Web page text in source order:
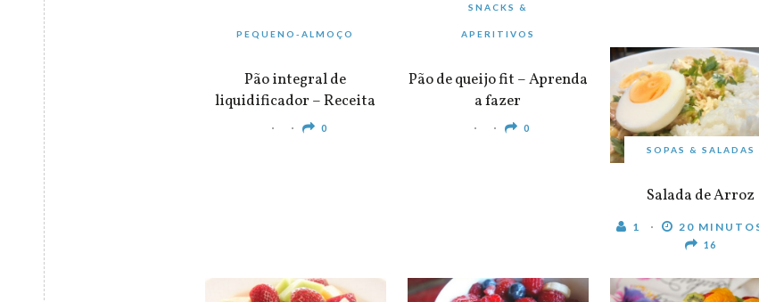
0
PEQUENO-ALMOÇO
Pão integral de
liquidificador – Receita
0
SNACKS &
APERITIVOS
Pão de queijo fit – Aprenda
a fazer
0
SOPAS & SALADAS
Salada de Arroz
1 20
16